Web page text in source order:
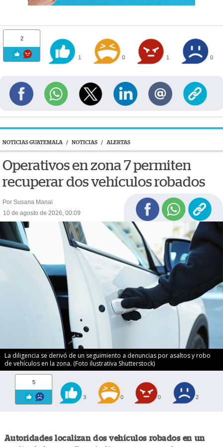
2
1 0 1 0
NOTICIAS GUATEMALA / NOTICIAS / ALERTAS
Operativos en zona 7 permiten
recuperar dos vehículos robados
Por Susana Manai
10 de agosto de 2026, 00:09
La diligencia se derivó de un seguimiento a denuncias por asaltos y robo
de vehículos en la zona. (Foto ilustrativa Shutterstock)
5
3 0 0 2
Autoridades localizan dos vehículos robados en un